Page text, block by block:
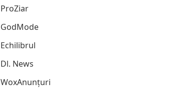
ProZiar
GodMode
Echilibrul
Dl. News
WoxAnunțuri